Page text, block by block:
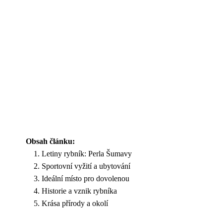
Obsah článku:
Letiny rybník: Perla Šumavy
Sportovní vyžití a ubytování
Ideální místo pro dovolenou
Historie a vznik rybníka
Krása přírody a okolí